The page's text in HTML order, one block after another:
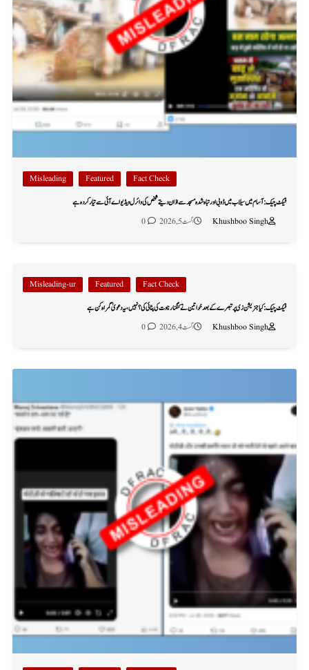
Fact Check
Featured
Misleading
فیکٹ چیک: آسام میں سیلاب میں ڈوبی اور تباہ شدہ مسجد سے اذان دیتے شخص کی وائرل ویڈیو اے آئی سے تیار کردہ ہے
Khushboo Singh
اگست 5, 2026 0
Fact Check
Featured
Misleading-ur
فیکٹ چیک: کیا جنریشن زی پر تبصرے کے بعد خواتین نے کنگنا رناوت کی پٹائی کی؟ نہیں، یہ دعویٰ گمراہ کن ہے
Khushboo Singh
اگست 4, 2026 0